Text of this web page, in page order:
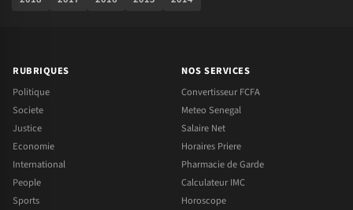
RUBRIQUES
Politique
Societe
Justice
Economie
International
People
Sports
NOS SERVICES
Convertisseur FCFA
Meteo Senegal
Salaire Net
Horaires Priere
Pharmacie de Garde
Calculateur IMC
Horoscope